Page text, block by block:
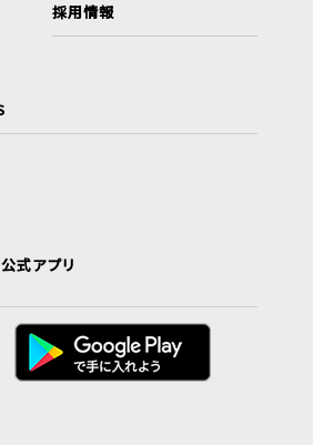
採用情報
式アプリ